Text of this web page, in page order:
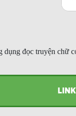
dụng đọc truyện chữ